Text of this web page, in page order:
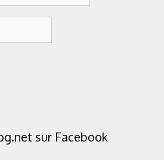
sur Facebook